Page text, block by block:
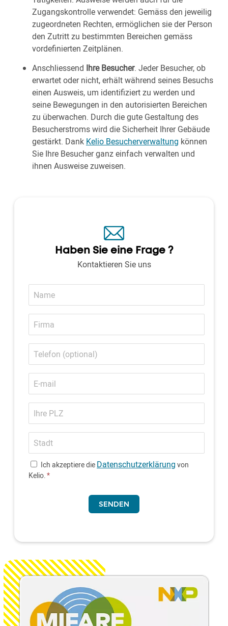
Zugangskontrolle verwendet: Gemäss den jeweilig
zugeordneten Rechten, ermöglichen sie der Person
den Zutritt zu bestimmten Bereichen gemäss
vordefinierten Zeitplänen.
Anschliessend Ihre Besucher. Jeder Besucher, ob
erwartet oder nicht, erhält während seines Besuchs
einen Ausweis, um identifiziert zu werden und
seine Bewegungen in den autorisierten Bereichen
zu überwachen. Durch die gute Gestaltung des
Besucherstroms wird die Sicherheit Ihrer Gebäude
gestärkt. Dank Kelio Besucherverwaltung können
Sie Ihre Besucher ganz einfach verwalten und
ihnen Ausweise zuweisen.
Haben Sie eine Frage ?
Kontaktieren Sie uns
Name
Firma
Telefon
(optional)
E-
Mail
PLZ
Stadt
Ich akzeptiere die Datenschutzerklärung von
Kelio.